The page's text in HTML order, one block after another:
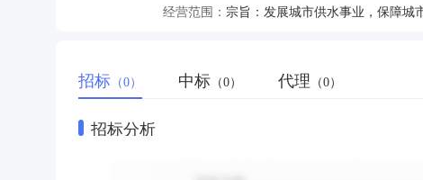
经营范围： 宗旨：发展城市供水事业，保障城
招标 （0） 中标 （0） 代理 （0）
招标分析